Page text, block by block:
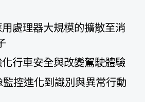
處理器大規模的擴散至消
行車安全與改變駕駛體驗
監控進化到識別與異常行動